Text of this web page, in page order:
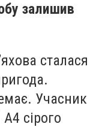
залишив
сталася
Учасник
сірого